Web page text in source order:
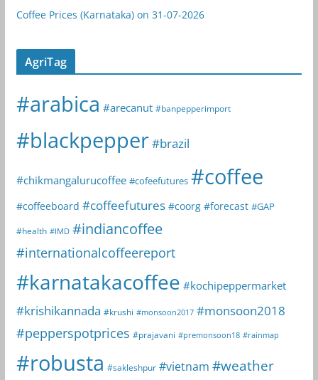
Coffee Prices (Karnataka) on 31-07-2026
AgriTag
#arabica #arecanut #banpepperimport
#blackpepper#brazil
#chikmangalurucoffee #cofeefutures #coffee
#coffeeboard #coffeefutures #coorg #forecast #GAP
#health #IMD #indiancoffee
#internationalcoffeereport
#karnatakacoffee #kochipeppermarket
#krishikannada #krushi #monsoon2017 #monsoon2018
#pepperspotprices #prajavani #premonsoon18 #rainmap
#robusta #sakleshpur #vietnam #weather